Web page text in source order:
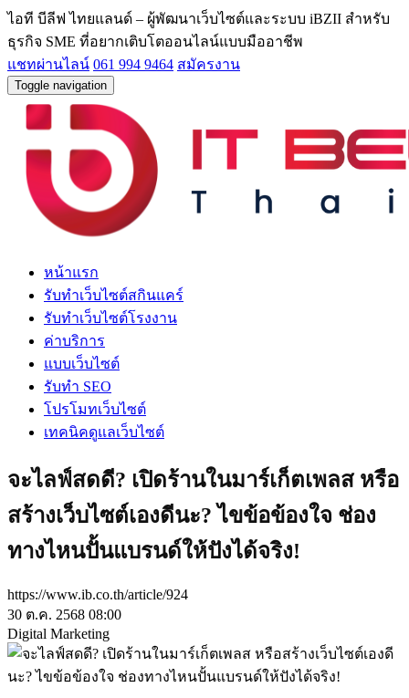
ไอที บีลีฟ ไทยแลนด์ – ผู้พัฒนาเว็บไซต์และระบบ iBZII สำหรับ
ธุรกิจ SME ที่อยากเติบโตออนไลน์แบบมืออาชีพ
แชทผ่านไลน์ 061 994 9464 สมัครงาน
Toggle navigation
หน้าแรก
รับทำเว็บไซต์สกินแคร์
รับทำเว็บไซต์โรงงาน
ค่าบริการ
แบบเว็บไซต์
รับทำ SEO
โปรโมทเว็บไซต์
เทคนิคดูแลเว็บไซต์
จะไลฟ์สดดี? เปิดร้านในมาร์เก็ตเพลส หรือ
สร้างเว็บไซต์เองดีนะ? ไขข้อข้องใจ ช่อง
ทางไหนปั้นแบรนด์ให้ปังได้จริง!
https://www.ib.co.th/article/924
30 ต.ค. 2568 08:00
Digital Marketing